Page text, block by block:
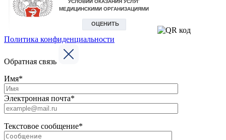
Политика конфиденциальности
Обратная связь
Имя*
Электронная почта*
Текстовое сообщение*